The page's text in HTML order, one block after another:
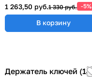
1 263,50 руб.1 330 руб. -5%
В корзину
Держатель ключей (14